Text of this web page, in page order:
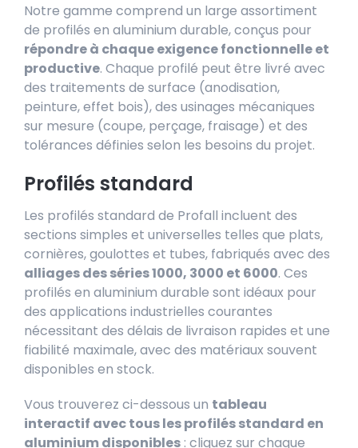
Notre gamme comprend un large assortiment
de profilés en aluminium durable, conçus pour
répondre à chaque exigence fonctionnelle et
productive. Chaque profilé peut être livré avec
des traitements de surface (anodisation,
peinture, effet bois), des usinages mécaniques
sur mesure (coupe, perçage, fraisage) et des
tolérances définies selon les besoins du projet.
Profilés standard
Les profilés standard de Profall incluent des
sections simples et universelles telles que plats,
cornières, goulottes et tubes, fabriqués avec des
alliages des séries 1000, 3000 et 6000. Ces
profilés en aluminium durable sont idéaux pour
des applications industrielles courantes
nécessitant des délais de livraison rapides et une
fiabilité maximale, avec des matériaux souvent
disponibles en stock.
Vous trouverez ci-dessous un tableau
interactif avec tous les profilés standard en
aluminium disponibles : cliquez sur chaque